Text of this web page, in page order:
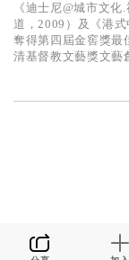
《迪士尼@城市文
道，2009）及《港
奪得第四屆金窖獎最
清基督教文藝獎文藝